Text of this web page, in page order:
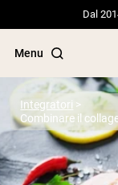
Dal
Menu
Termini di ricerca
Integratori